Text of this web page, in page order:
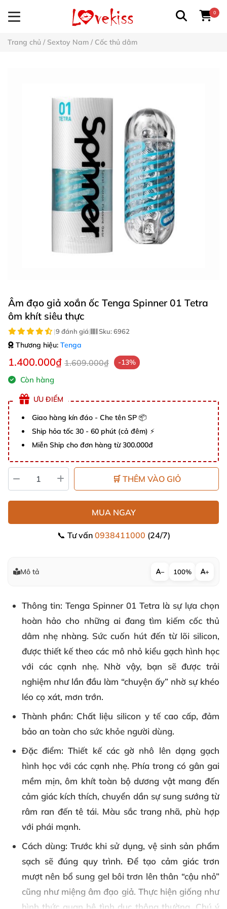
0
Trang chủ / Sextoy Nam / Cốc thủ dâm
Âm đạo giả xoắn ốc Tenga Spinner 01 Tetra
ôm khít siêu thực
|9 đánh giá| Sku:6962
Thương hiệu: Tenga
1.400.000₫ 1.609.000₫ -13%
Còn hàng
ƯU ĐIỂM
Giao hàng kín đáo - Che tên SP 📦
Ship hỏa tốc 30 - 60 phút (cả đêm) ⚡
Miễn Ship cho đơn hàng từ 300.000đ
🛒 THÊM VÀO GIỎ
MUA NGAY
📞 Tư vấn 0938411000 (24/7)
Mô tả − 100% +
Thông tin: Tenga Spinner 01 Tetra là sự lựa chọn
hoàn hảo cho những ai đang tìm kiếm cốc thủ
dâm nhẹ nhàng. Sức cuốn hút đến từ lõi silicon,
được thiết kế theo các mô nhỏ kiểu gạch hình học
với các cạnh nhẹ. Nhờ vậy, bạn sẽ được trải
nghiệm như lần đầu làm “chuyện ấy” nhờ sự khéo
léo cọ xát, mơn trớn.
Thành phần: Chất liệu silicon y tế cao cấp, đảm
bảo an toàn cho sức khỏe người dùng.
Đặc điểm: Thiết kế các gờ nhô lên dạng gạch
hình học với các cạnh nhẹ. Phía trong có gân gai
mềm mịn, ôm khít toàn bộ dương vật mang đến
cảm giác kích thích, chuyển dần sự sung sướng từ
râm ran đến tê tái. Màu sắc trang nhã, phù hợp
với phái mạnh.
Cách dùng: Trước khi sử dụng, vệ sinh sản phẩm
sạch sẽ đúng quy trình. Để tạo cảm giác trơn
mượt nên bổ sung gel bôi trơn lên thân “cậu nhỏ”
cũng như miệng âm đạo giả. Thực hiện giống như
hình thức quan hệ tình dục thông thường. Chú ý